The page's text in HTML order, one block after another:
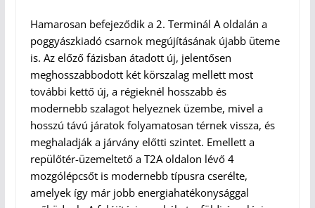
Hamarosan befejeződik a 2. Terminál A oldalán a
poggyászkiadó csarnok megújításának újabb üteme
is. Az előző fázisban átadott új, jelentősen
meghosszabbodott két körszalag mellett most
további kettő új, a régieknél hosszabb és
modernebb szalagot helyeznek üzembe, mivel a
hosszú távú járatok folyamatosan térnek vissza, és
meghaladják a járvány előtti szintet. Emellett a
repülőtér-üzemeltető a T2A oldalon lévő 4
mozgólépcsőt is modernebb típusra cserélte,
amelyek így már jobb energiahatékonysággal